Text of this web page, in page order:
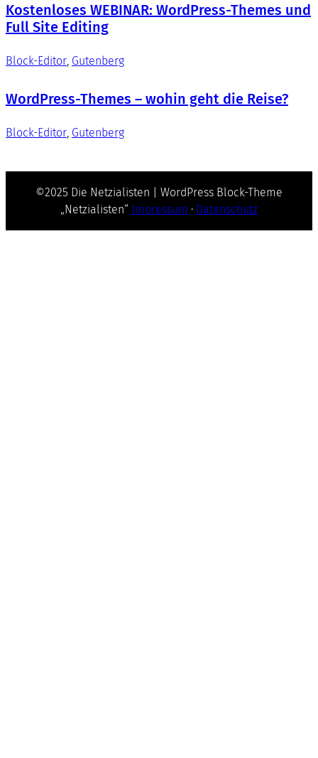
Kostenloses WEBINAR: WordPress-Themes und
Full Site Editing
Block-Editor, Gutenberg
WordPress-Themes – wohin geht die Reise?
Block-Editor, Gutenberg
©2025 Die Netzialisten | WordPress Block-Theme
„Netzialisten“ Impressum · Datenschutz